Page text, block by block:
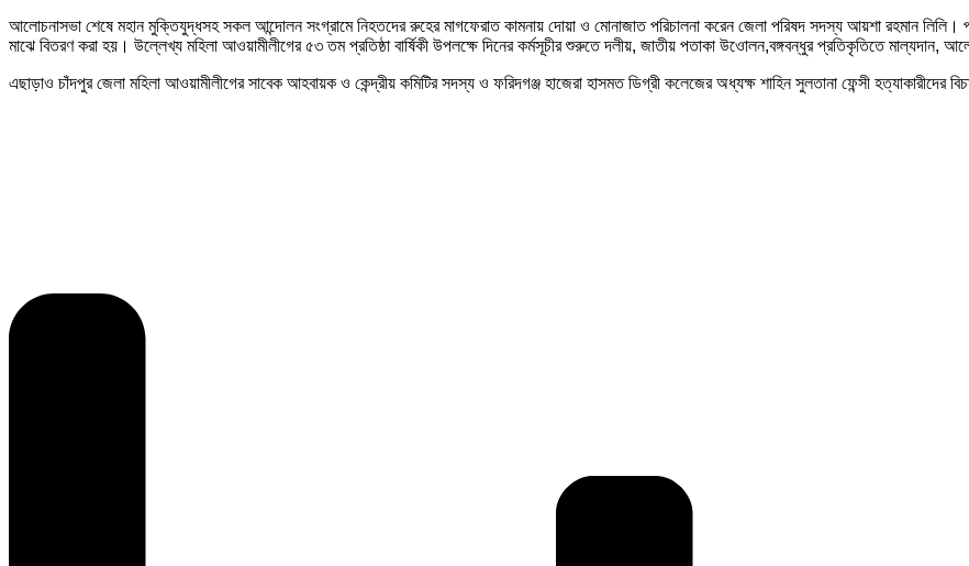
আলোচনাসভা শেষে মহান মুক্তিযুদ্ধসহ সকল আন্দোলন সংগ্রামে নিহতদের রুহের মাগফেরাত কামনায় দোয়া ও মোনাজাত পরিচালনা করেন জেলা পরিষদ সদস্য আয়শা রহমান লিলি।
মাঝে বিতরণ করা হয়। উল্লেখ্য মহিলা আওয়ামীলীগের ৫৩ তম প্রতিষ্ঠা বার্ষিকী উপলক্ষে দিনের কর্মসূচীর শুরুতে দলীয়, জাতীয় পতাকা উওোলন,বঙ্গবন্ধুর প্রতিকৃতিতে মাল্যদান,
এছাড়াও চাঁদপুর জেলা মহিলা আওয়ামীলীগের সাবেক আহবায়ক ও কেন্দ্রীয় কমিটির সদস্য ও ফরিদগঞ্জ হাজেরা হাসমত ডিগ্রী কলেজের অধ্যক্ষ শাহিন সুলতানা ফেন্সী হত্যাকারীদের